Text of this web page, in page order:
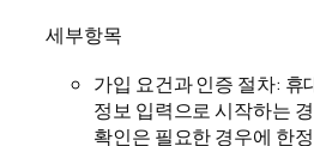
세부항목
가입 요건과 인증 절차: 휴
정보 입력으로 시작하는
확인은 필요한 경우에 한